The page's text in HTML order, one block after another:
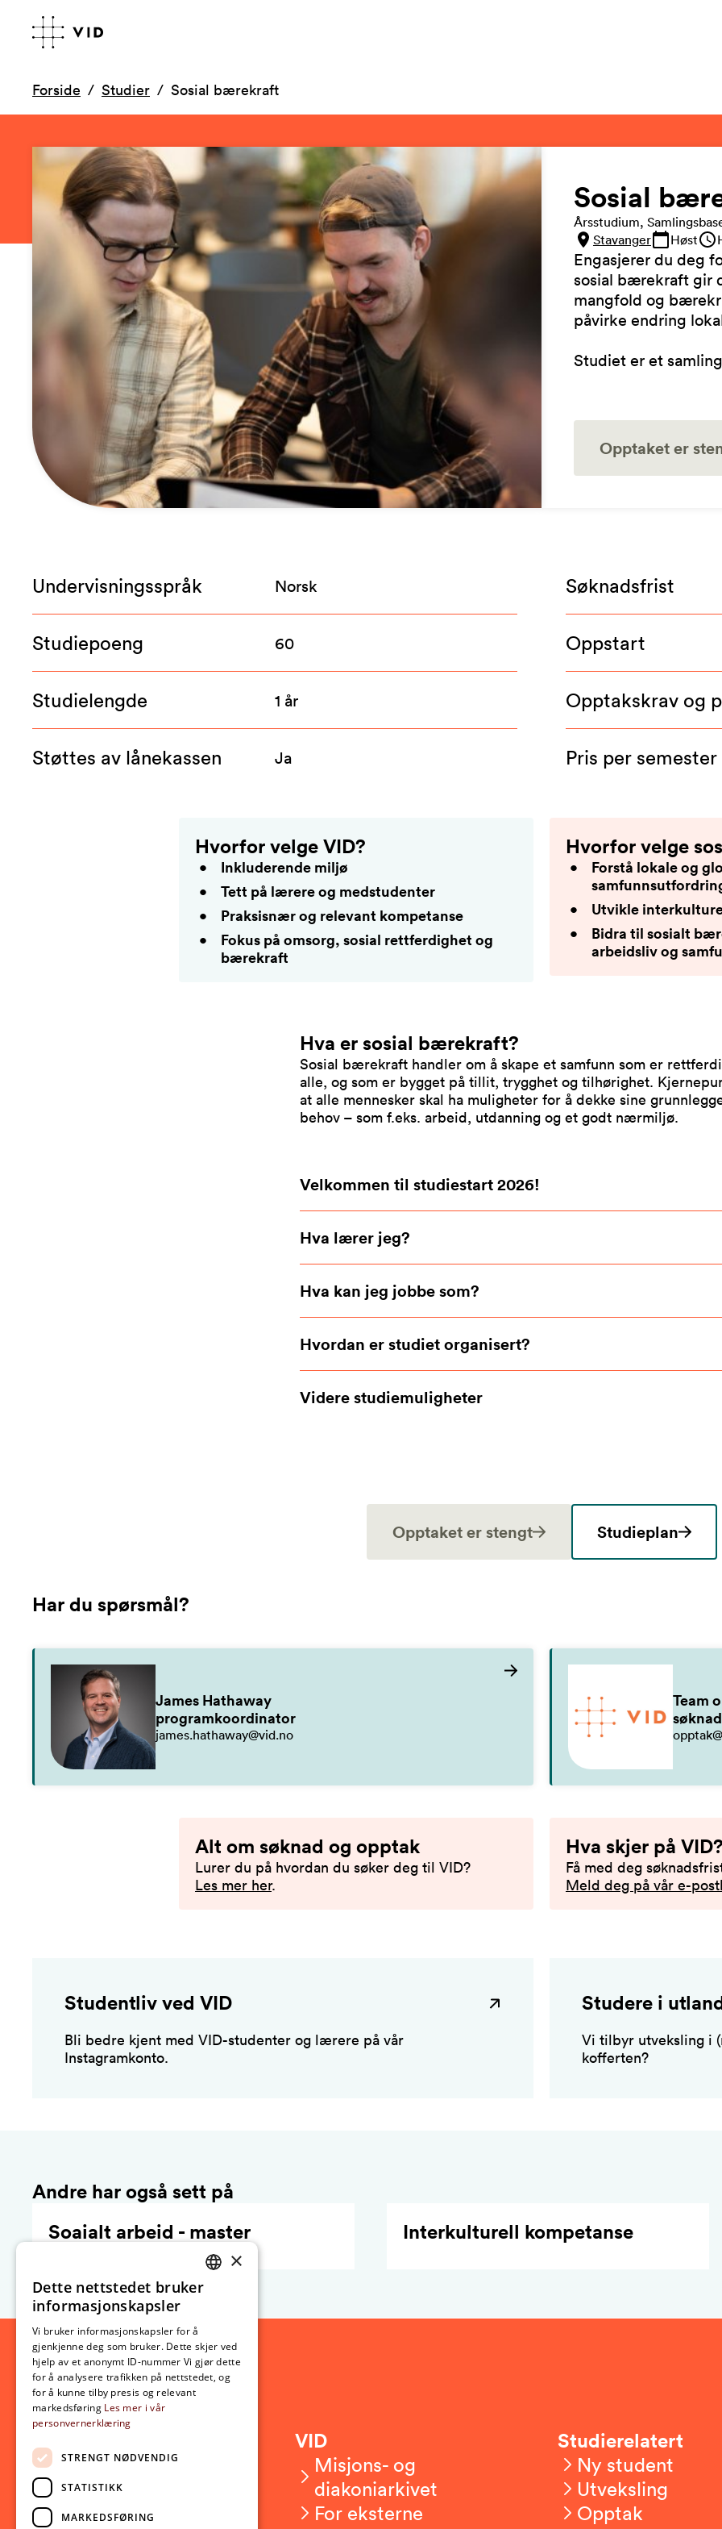
Forside Studier Sosial bærekraft
Sosial
Årsstudium,
Stavanger
Høst
Engasjerer du deg
sosial bærekraft gir
mangfold og
påvirke endring
Studiet er et
Opptaket er
Undervisningsspråk Norsk
Studiepoeng 60
Studielengde 1 år
Støttes av lånekassen Ja
Søknadsfrist
Oppstart
Opptakskrav og
Pris per semester
Hvorfor velge VID?
Inkluderende miljø
Tett på lærere og medstudenter
Praksisnær og relevant kompetanse
Fokus på omsorg, sosial rettferdighet og
bærekraft
Hvorfor velge
Forstå lokale og
Utvikle
Bidra til sosialt
arbeidsliv og
Hva er sosial bærekraft?
Sosial bærekraft handler om å skape et samfunn som er
alle, og som er bygget på tillit, trygghet og tilhørighet.
at alle mennesker skal ha muligheter for å dekke sine
behov – som f.eks. arbeid, utdanning og et godt nærmiljø.
Velkommen til studiestart 2026!
Hva lærer jeg?
Hva kan jeg jobbe som?
Hvordan er studiet organisert?
Videre studiemuligheter
Opptaket er stengt Studieplan
Har du spørsmål?
James Hathaway
programkoordinator
james.hathaway@vid.no
Team
Alt om søknad og opptak
Lurer du på hvordan du søker deg til VID?
Les mer her.
Hva skjer på VID?
Få med deg
Meld deg på vår e-
Studentliv ved VID
Bli bedre kjent med VID-studenter og lærere på vår
Instagramkonto.
Studere i
Vi tilbyr utveksling i
kofferten?
Andre har også sett på
Soaialt arbeid - master
Interkulturell kompetanse
Kontakt oss
Om VID
Ansatte
VID
Misjons- og
diakoniarkivet
For eksterne
Studierelatert
Ny student
Utveksling
Opptak
NORWEGIAN
×
Dette nettstedet bruker
informasjonskapsler
Vi bruker informasjonskapsler for å
gjenkjenne deg som bruker. Dette skjer ved
hjelp av et anonymt ID-nummer Vi gjør dette
for å analysere trafikken på nettstedet, og
for å kunne tilby presis og relevant
markedsføring Les mer i vår
personvernerklæring
STRENGT NØDVENDIG
STATISTIKK
MARKEDSFØRING